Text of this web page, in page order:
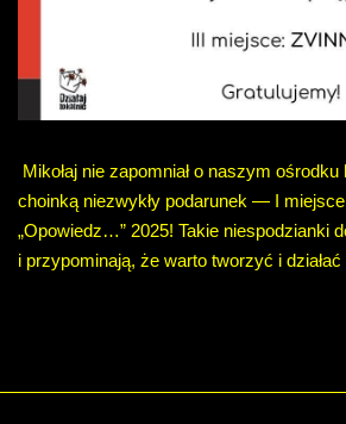
Mikołaj nie zapomniał o naszym ośrodku
choinką niezwykły podarunek — I
„Opowiedz…” 2025! Takie niespodzianki
i przypominają, że warto tworzyć i działać